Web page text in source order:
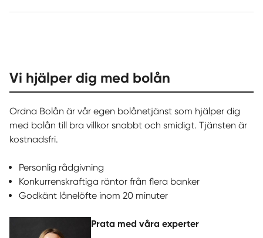
Vi hjälper dig med bolån
Ordna Bolån är vår egen bolånetjänst som hjälper dig
med bolån till bra villkor snabbt och smidigt. Tjänsten är
kostnadsfri.
Personlig rådgivning
Konkurrenskraftiga räntor från flera banker
Godkänt lånelöfte inom 20 minuter
Prata med våra experter